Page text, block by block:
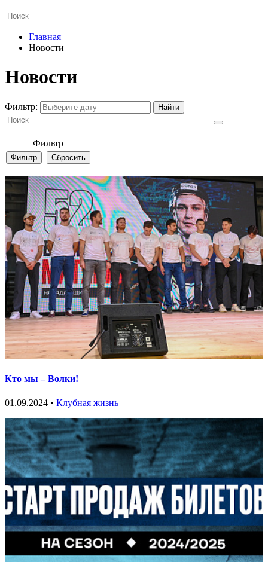
Главная
Новости
Новости
Фильтр:
Фильтр
Кто мы – Волки!
01.09.2024 • Клубная жизнь